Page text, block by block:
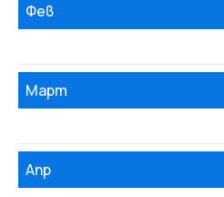
Фев
Март
Апр